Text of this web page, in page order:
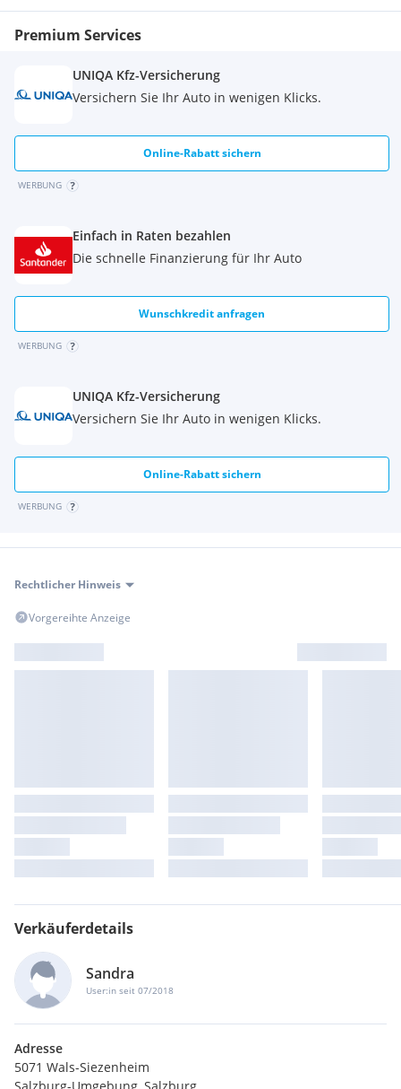
Premium Services
UNIQA Kfz-Versicherung
Versichern Sie Ihr Auto in wenigen Klicks.
Online-Rabatt sichern
WERBUNG
Einfach in Raten bezahlen
Die schnelle Finanzierung für Ihr Auto
Wunschkredit anfragen
WERBUNG
UNIQA Kfz-Versicherung
Versichern Sie Ihr Auto in wenigen Klicks.
Online-Rabatt sichern
WERBUNG
Rechtlicher Hinweis
Vorgereihte Anzeige
Verkäuferdetails
Sandra
User:in seit 07/2018
Adresse
5071 Wals-Siezenheim
Salzburg-Umgebung, Salzburg